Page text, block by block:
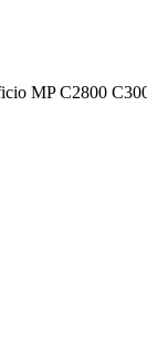
MP С2800